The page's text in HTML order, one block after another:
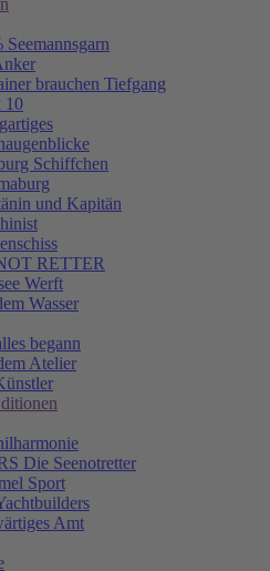
Seemannsgarn
brauchen Tiefgang
10
Schiffchen
und Kapitän
RETTER
Werft
Wasser
begann
Atelier
Die Seenotretter
Sport
Amt